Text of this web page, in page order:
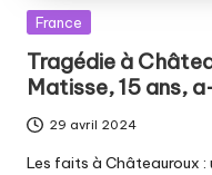
Posted
France
Tragédie à
Matisse, 15 ans,
29 avril 2024
Les faits à Châteauroux :